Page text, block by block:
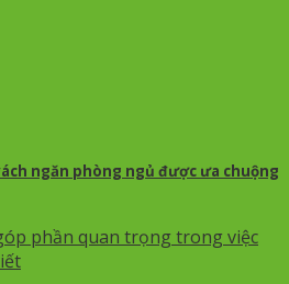
ngăn phòng ngủ được ưa chuộng
phần quan trọng trong việc